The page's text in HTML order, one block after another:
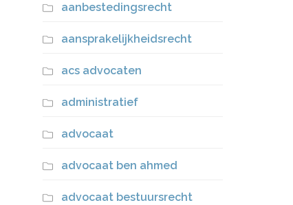
aanbestedingsrecht
aansprakelijkheidsrecht
acs advocaten
administratief
advocaat
advocaat ben ahmed
advocaat bestuursrecht